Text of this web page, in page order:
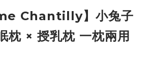
Chantilly】小兔子
枕 × 授乳枕 一枕兩用